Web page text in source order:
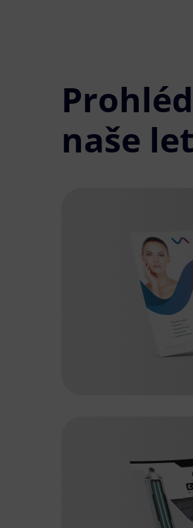
naše